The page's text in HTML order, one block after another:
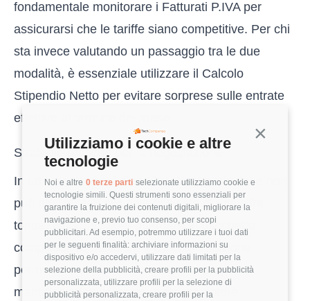
Continua
Utilizziamo i cookie e altre
tecnologie
Noi e altre 0 terze parti selezionate utilizziamo cookie e
tecnologie simili. Questi strumenti sono essenziali per
garantire la fruizione dei contenuti digitali, migliorare la
navigazione e, previo tuo consenso, per scopi
pubblicitari. Ad esempio, potremmo utilizzare i tuoi dati
per le seguenti finalità: archiviare informazioni su
dispositivo e/o accedervi, utilizzare dati limitati per la
selezione della pubblicità, creare profili per la pubblicità
personalizzata, utilizzare profili per la selezione di
pubblicità personalizzata, creare profili per la
fondamentale monitorare i Fatturati P.IVAper
assicurarsi che le tariffe siano competitive. Per chi
sta invece valutando un passaggio tra le due
modalità, è essenziale utilizzare il Calcolo
Stipendio Netto per evitare sorprese sulle entrate
effettive al termine del mese.
Strategie pratiche per la negoziazione
In un mercato così dinamico, la negoziazione non
può più limitarsi alla sola richiesta di una cifra
tonda. Bisogna saper guardare al pacchetto
complessivo. Utilizzare ilCalcolo Inflazione
permette di capire se un aumento proposto
mantiene effettivamente lo stesso potere